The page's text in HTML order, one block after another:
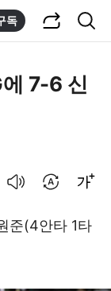
독
7-6 신
준(4안타 1타